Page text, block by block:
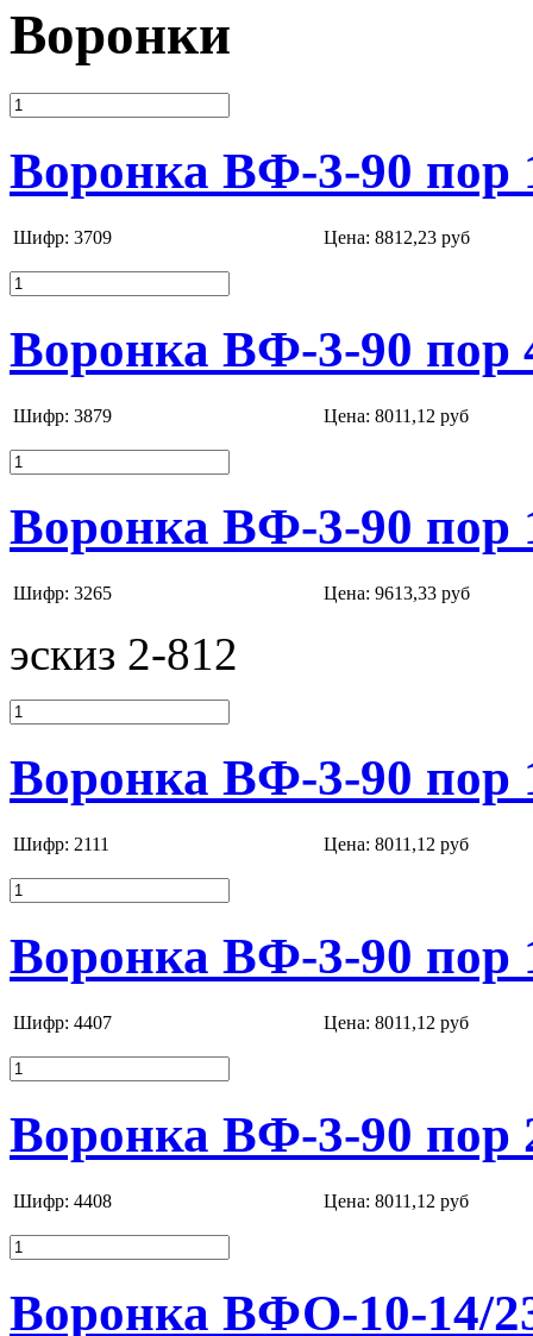
Воронки
Воронка ВФ-3-90 пор
Шифр: 3709 Цена: 8812,23 руб
Воронка ВФ-3-90 пор
Шифр: 3879 Цена: 8011,12 руб
Воронка ВФ-3-90 пор
Шифр: 3265 Цена: 9613,33 руб
эскиз 2-812
Воронка ВФ-3-90 пор
Шифр: 2111 Цена: 8011,12 руб
Воронка ВФ-3-90 пор
Шифр: 4407 Цена: 8011,12 руб
Воронка ВФ-3-90 пор
Шифр: 4408 Цена: 8011,12 руб
Воронка ВФО-10-14/